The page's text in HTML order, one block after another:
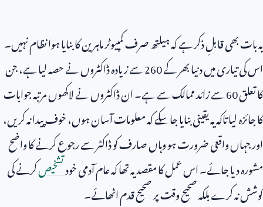
یہ بات بھی قابلِ ذکر ہے کہ ہیلتھ صرف کمپیوٹر ماہرین کا بنایا ہوا نظام نہیں۔
اس کی تیاری میں دنیا بھر کے260سے زیادہ ڈاکٹروں نے حصہ لیا ہے، جن
کا تعلق60سے زائد ممالک سے ہے۔ ان ڈاکٹروں نے لاکھوں مرتبہ جوابات
کا جائزہ لیا تاکہ یہ یقینی بنایا جا سکے کہ معلومات آسان ہوں، خوف پیدا نہ کریں،
اور جہاں واقعی ضرورت ہو وہاں صارف کو ڈاکٹر سے رجوع کرنے کا واضح
مشورہ دیا جائے۔ اس عمل کا مقصد یہ تھا کہ عام آدمی خودتشخیصکرنے کی
کوشش نہ کرے بلکہ صحیح وقت پر صحیح قدم اٹھائے۔